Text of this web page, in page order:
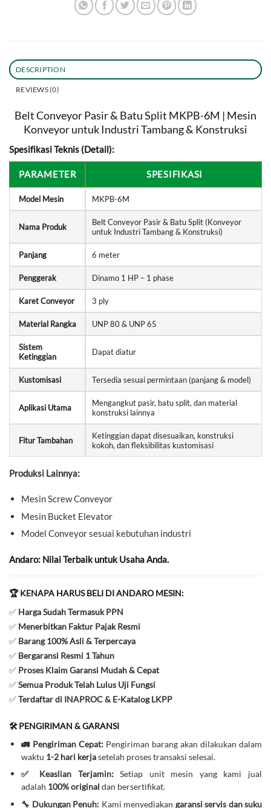
DESCRIPTION
REVIEWS (0)
Belt Conveyor Pasir & Batu Split MKPB-6M | Mesin
Konveyor untuk Industri Tambang & Konstruksi
Spesifikasi Teknis (Detail):
PARAMETER SPESIFIKASI
Model Mesin MKPB-6M
Nama Produk
Belt Conveyor Pasir & Batu Split (Konveyor
untuk Industri Tambang & Konstruksi)
Panjang 6 meter
Penggerak Dinamo 1 HP – 1 phase
Karet Conveyor 3 ply
Material Rangka UNP 80 & UNP 65
Sistem
Ketinggian
Dapat diatur
Kustomisasi Tersedia sesuai permintaan (panjang & model)
Aplikasi Utama
Mengangkut pasir, batu split, dan material
konstruksi lainnya
Fitur Tambahan
Ketinggian dapat disesuaikan, konstruksi
kokoh, dan fleksibilitas kustomisasi
Produksi Lainnya:
Mesin Screw Conveyor
Mesin Bucket Elevator
Model Conveyor sesuai kebutuhan industri
Andaro: Nilai Terbaik untuk Usaha Anda.
🏆 KENAPA HARUS BELI DI ANDARO MESIN:
✅ Harga Sudah Termasuk PPN
✅ Menerbitkan Faktur Pajak Resmi
✅ Barang 100% Asli & Terpercaya
✅ Bergaransi Resmi 1 Tahun
✅ Proses Klaim Garansi Mudah & Cepat
✅Semua Produk Telah Lulus Uji Fungsi
✅Terdaftar di INAPROC & E-Katalog LKPP
🛠️ PENGIRIMAN & GARANSI
🚛 Pengiriman Cepat:Pengiriman barang akan dilakukan dalam
waktu 1-2 hari kerjasetelah proses transaksi selesai.
✅ Keaslian Terjamin:Setiap unit mesin yang kami jual
adalah 100% original dan bersertifikat.
🔧 Dukungan Penuh: Kami menyediakan garansi servis dan suku